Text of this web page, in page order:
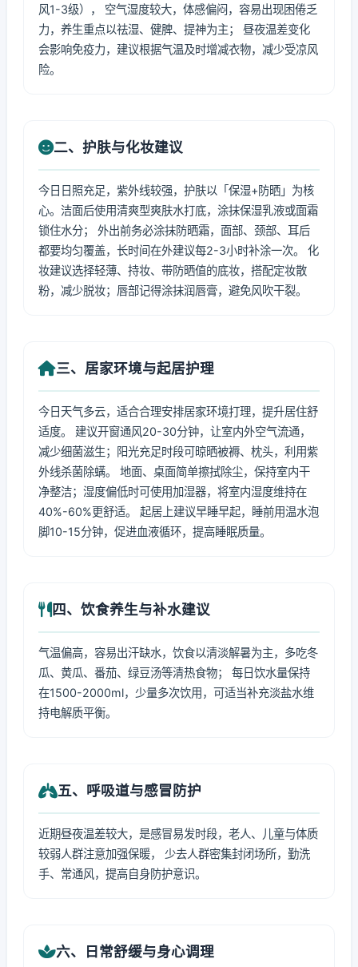
风1-3级）， 空气湿度较大，体感偏闷，容易出现困倦乏
力，养生重点以祛湿、健脾、提神为主； 昼夜温差变化
会影响免疫力，建议根据气温及时增减衣物，减少受凉风
险。
二、护肤与化妆建议
今日日照充足，紫外线较强，护肤以「保湿+防晒」为核
心。洁面后使用清爽型爽肤水打底，涂抹保湿乳液或面霜
锁住水分； 外出前务必涂抹防晒霜，面部、颈部、耳后
都要均匀覆盖，长时间在外建议每2-3小时补涂一次。 化
妆建议选择轻薄、持妆、带防晒值的底妆，搭配定妆散
粉，减少脱妆；唇部记得涂抹润唇膏，避免风吹干裂。
三、居家环境与起居护理
今日天气多云，适合合理安排居家环境打理，提升居住舒
适度。 建议开窗通风20-30分钟，让室内外空气流通，
减少细菌滋生；阳光充足时段可晾晒被褥、枕头，利用紫
外线杀菌除螨。 地面、桌面简单擦拭除尘，保持室内干
净整洁；湿度偏低时可使用加湿器，将室内湿度维持在
40%-60%更舒适。 起居上建议早睡早起，睡前用温水泡
脚10-15分钟，促进血液循环，提高睡眠质量。
四、饮食养生与补水建议
气温偏高，容易出汗缺水，饮食以清淡解暑为主，多吃冬
瓜、黄瓜、番茄、绿豆汤等清热食物； 每日饮水量保持
在1500-2000ml，少量多次饮用，可适当补充淡盐水维
持电解质平衡。
五、呼吸道与感冒防护
近期昼夜温差较大，是感冒易发时段，老人、儿童与体质
较弱人群注意加强保暖， 少去人群密集封闭场所，勤洗
手、常通风，提高自身防护意识。
六、日常舒缓与身心调理